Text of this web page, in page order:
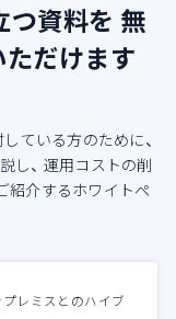
つ資料を 無
だけます
ている方のために、
し、 運用コストの削
紹介するホワイトペ
レミスとのハイブ